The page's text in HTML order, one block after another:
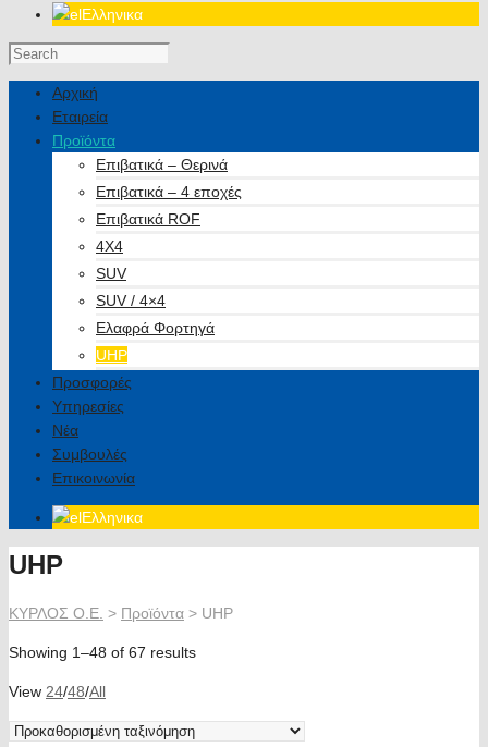
Ελληνικα
Αρχική
Εταιρεία
Προϊόντα
Επιβατικά – Θερινά
Επιβατικά – 4 εποχές
Επιβατικά ROF
4X4
SUV
SUV / 4×4
Ελαφρά Φορτηγά
UHP
Προσφορές
Υπηρεσίες
Νέα
Συμβουλές
Επικοινωνία
Ελληνικα
UHP
ΚΥΡΛΟΣ Ο.Ε. > Προϊόντα > UHP
Showing 1–48 of 67 results
View 24/48/All